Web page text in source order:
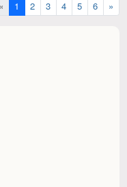
« 1 2 3 4 5 6 »